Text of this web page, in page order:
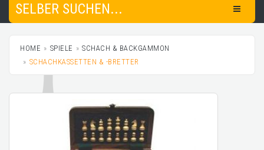
SELBER SUCHEN...
HOME SPIELE
SCHACH & BACKGAMMON
SCHACHKASSETTEN & -BRETTER